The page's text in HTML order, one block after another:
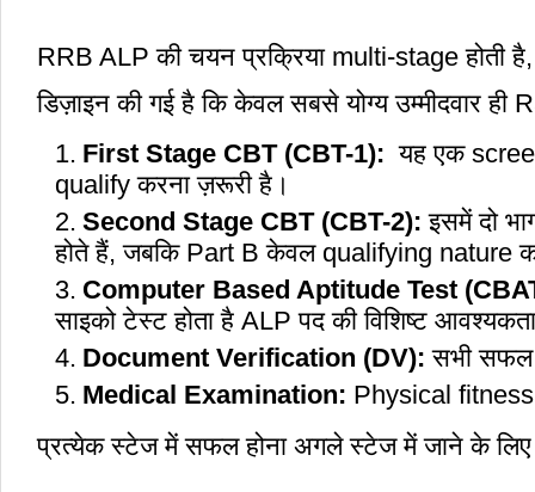
RRB ALP की चयन प्रक्रिया multi-stage होती
डिज़ाइन की गई है कि केवल सबसे योग्य उम्मीदवार ही
First Stage CBT (CBT-1):यह एक
qualify करना
Second Stage CBT (CBT-2): इसमें दो
होते हैं, जबकि Part B केवल qualifying nature
Computer Based Aptitude Test
साइको टेस्ट होता है ALP पद की विशिष्ट
Document Verification (DV): सभी सफल
Medical Examination: Physical
प्रत्येक स्टेज में सफल होना अगले स्टेज में जाने के लिए